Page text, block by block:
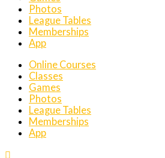
Photos
League Tables
Memberships
App
Online Courses
Classes
Games
Photos
League Tables
Memberships
App